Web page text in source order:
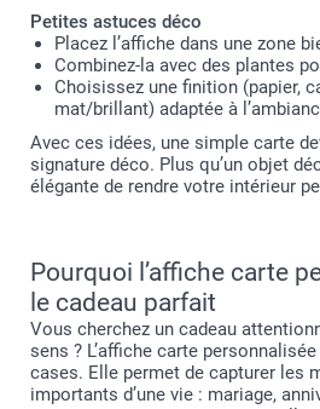
Petites astuces déco
Placez l’affiche dans une zone
Combinez-la avec des plantes
Choisissez une finition (papier,
mat/brillant) adaptée à
Avec ces idées, une simple carte
signature déco. Plus qu’un objet
élégante de rendre votre intérieur
Pourquoi l’affiche carte
le cadeau parfait
Vous cherchez un cadeau
sens ? L’affiche carte
cases. Elle permet de capturer les
importants d’une vie : mariage,